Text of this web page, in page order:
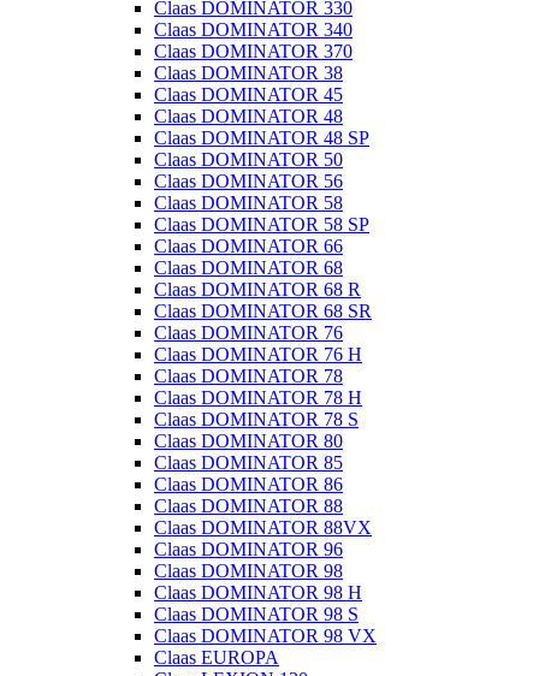
Claas DOMINATOR 330
Claas DOMINATOR 340
Claas DOMINATOR 370
Claas DOMINATOR 38
Claas DOMINATOR 45
Claas DOMINATOR 48
Claas DOMINATOR 48 SP
Claas DOMINATOR 50
Claas DOMINATOR 56
Claas DOMINATOR 58
Claas DOMINATOR 58 SP
Claas DOMINATOR 66
Claas DOMINATOR 68
Claas DOMINATOR 68 R
Claas DOMINATOR 68 SR
Claas DOMINATOR 76
Claas DOMINATOR 76 H
Claas DOMINATOR 78
Claas DOMINATOR 78 H
Claas DOMINATOR 78 S
Claas DOMINATOR 80
Claas DOMINATOR 85
Claas DOMINATOR 86
Claas DOMINATOR 88
Claas DOMINATOR 88VX
Claas DOMINATOR 96
Claas DOMINATOR 98
Claas DOMINATOR 98 H
Claas DOMINATOR 98 S
Claas DOMINATOR 98 VX
Claas EUROPA